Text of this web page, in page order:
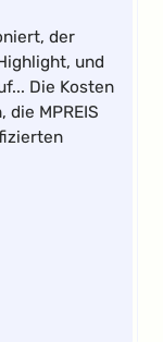
der
und
Die Kosten
MPREIS